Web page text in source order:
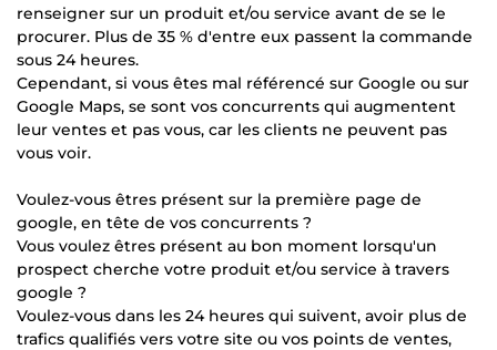
renseigner sur un produit et/ou service avant de se le
procurer. Plus de 35 % d'entre eux passent la commande
sous 24 heures.
Cependant, si vous êtes mal référencé sur Google ou sur
Google Maps, se sont vos concurrents qui augmentent
leur ventes et pas vous, car les clients ne peuvent pas
vous voir.
Voulez-vous êtres présent sur la première page de
google, en tête de vos concurrents ?
Vous voulez êtres présent au bon moment lorsqu'un
prospect cherche votre produit et/ou service à travers
google ?
Voulez-vous dans les 24 heures qui suivent, avoir plus de
trafics qualifiés vers votre site ou vos points de ventes,